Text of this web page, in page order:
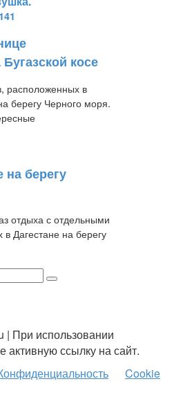
косе
расположенных в
берегу Черного моря.
на берегу
отдыха с отдельными
Дагестане на берегу
| При использовании
активную ссылку на сайт.
Cookie